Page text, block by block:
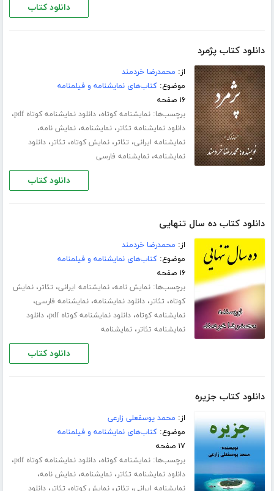
دانلود کتاب
دانلود کتاب پژمرد
از: محمدرضا خردمند
موضوع:کتاب‌های نمایشنامه و فیلمنامه
۱۶ صفحه
برچسب‌ها:نمایشنامه کوتاه،دانلود نمایشنامه کوتاه pdf ،
دانلود نمایشنامه تئاتر،نمایشنامه،نمایش نامه،
نمایشنامه ایرانی، تئاتر،نمایش کوتاه، تئاتر،دانلود
نمایشنامه،نمایشنامه فارسی
دانلود کتاب
دانلود کتاب ده سال تنهایی
از: محمدرضا خردمند
موضوع:کتاب‌های نمایشنامه و فیلمنامه
۱۶ صفحه
برچسب‌ها:نمایش نامه،نمایشنامه ایرانی، تئاتر،نمایش
کوتاه، تئاتر،دانلود نمایشنامه،نمایشنامه فارسی،
نمایشنامه کوتاه،دانلود نمایشنامه کوتاه pdf ،دانلود
نمایشنامه تئاتر،نمایشنامه
دانلود کتاب
دانلود کتاب جزیره
از: محمد یوسفعلی زارعی
موضوع:کتاب‌های نمایشنامه و فیلمنامه
۱۷ صفحه
برچسب‌ها:نمایشنامه کوتاه،دانلود نمایشنامه کوتاه pdf ،
دانلود نمایشنامه تئاتر،نمایشنامه،نمایش نامه،
نمایشنامه ایرانی، تئاتر،نمایش کوتاه، تئاتر،دانلود